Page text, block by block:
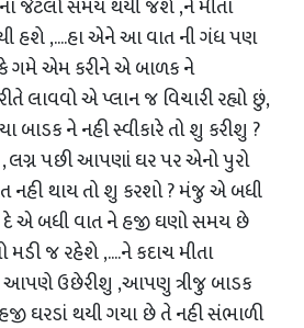
જેટલો સમય થયી જશે ,ને મીતા
હશે ,....હા એને આ વાત ની ગંધ પણ
ગમે એમ કરીને એ બાળક ને
લાવવો એ પ્લાન જ વિચારી રહ્યો છું,
ને નહી સ્વીકારે તો શુ કરીશુ ?
પછી આપણાં ઘર પર એનો પુરો
થાય તો શુ કરશો ? મંજુ એ બધી
દે એ બધી વાત ને હજી ઘણો સમય છે
મડી જ રહેશે ,....ને કદાચ મીતા
આપણે ઉછેરીશુ ,આપણુ ત્રીજુ બાડક
ઘરડાં થયી ગયા છે તે નહી સંભાળી